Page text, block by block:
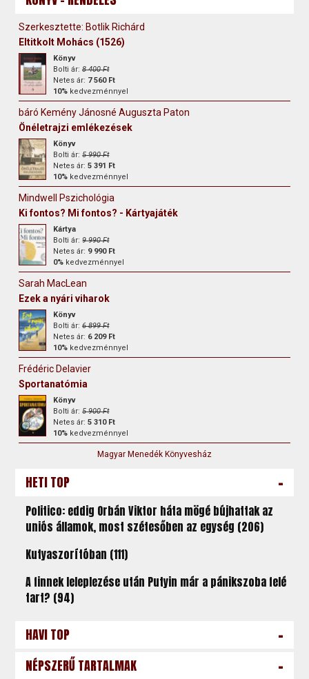
Szerkesztette: Botlik Richárd
Eltitkolt Mohács (1526)
Könyv
Bolti ár:8 400 Ft
Netes ár: 7 560 Ft
10% kedvezménnyel
báró Kemény Jánosné Auguszta Paton
Önéletrajzi emlékezések
Könyv
Bolti ár:5 990 Ft
Netes ár:5 391 Ft
10% kedvezménnyel
Mindwell Pszichológia
Ki fontos? Mi fontos? - Kártyajáték
Kártya
Bolti ár:9 990 Ft
Netes ár: 9 990 Ft
0% kedvezménnyel
Sarah MacLean
Ezek a nyári viharok
Könyv
Bolti ár:6 899 Ft
Netes ár: 6 209 Ft
10% kedvezménnyel
Frédéric Delavier
Sportanatómia
Könyv
Bolti ár:5 900 Ft
Netes ár:5 310 Ft
10% kedvezménnyel
Magyar Menedék Könyvesház
HETI TOP -
Politico: eddig Orbán Viktor háta mögé bújhattak az
uniós államok, most szétesőben az egység (206)
Kutyaszorítóban (111)
A finnek leleplezése után Putyin már a pánikszoba felé
tart? (94)
HAVI TOP -
NÉPSZERŰ TARTALMAK -